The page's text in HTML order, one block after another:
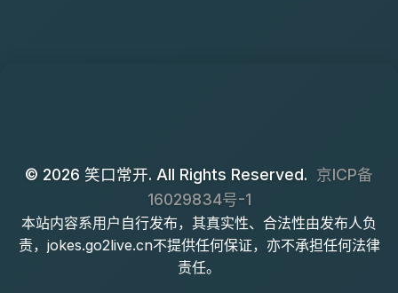
© 2026 笑口常开. All Rights Reserved. 京ICP备
16029834号-1
本站内容系用户自行发布，其真实性、合法性由发布人负
责，jokes.go2live.cn不提供任何保证，亦不承担任何法律
责任。